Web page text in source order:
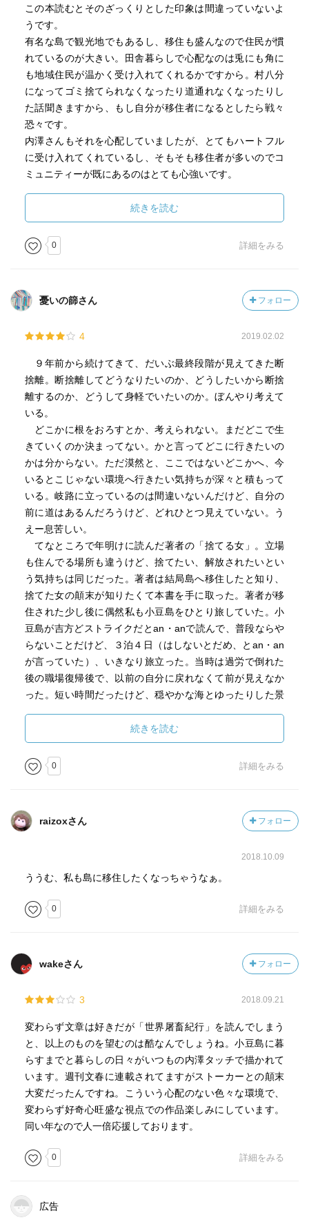
この本読むとそのざっくりとした印象は間違っていないよ
うです。
有名な島で観光地でもあるし、移住も盛んなので住民が慣
れているのが大きい。田舎暮らしで心配なのは兎にも角に
も地域住民が温かく受け入れてくれるかですから。村八分
になってゴミ捨てられなくなったり道通れなくなったりし
た話聞きますから、もし自分が移住者になるとしたら戦々
恐々です。
内澤さんもそれを心配していましたが、とてもハートフル
に受け入れてくれているし、そもそも移住者が多いのでコ
ミュニティーが既にあるのはとても心強いです。
かと聞いてみたい。車の運転ろくすっぽ出来ないのに猟銃
は撃てるとはかっこいいです。
ちなみに車の運転ろくすっぽというのはどれくらいかとい
うと、どれがアクセルでブレーキか忘れているというレベ
続きを読む
0 詳細をみる
憂いの篩さん フォロー
4 2019.02.02
９年前から続けてきて、だいぶ最終段階が見えてきた断
捨離。断捨離してどうなりたいのか、どうしたいから断捨
離するのか、どうして身軽でいたいのか。ぼんやり考えて
いる。
どこかに根をおろすとか、考えられない。まだどこで生
きていくのか決まってない。かと言ってどこに行きたいの
かは分からない。ただ漠然と、ここではないどこかへ、今
いるとこじゃない環境へ行きたい気持ちが深々と積もって
いる。岐路に立っているのは間違いないんだけど、自分の
前に道はあるんだろうけど、どれひとつ見えていない。う
えー息苦しい。
てなところで年明けに読んだ著者の「捨てる女」。立場
も住んでる場所も違うけど、捨てたい、解放されたいとい
う気持ちは同じだった。著者は結局島へ移住したと知り、
捨てた女の顛末が知りたくて本書を手に取った。著者が移
住された少し後に偶然私も小豆島をひとり旅していた。小
豆島が吉方どストライクだとan・anで読んで、普段ならや
らないことだけど、３泊４日（はしないとだめ、とan・an
が言っていた）、いきなり旅立った。当時は過労で倒れた
後の職場復帰後で、以前の自分に戻れなくて前が見えなか
った。短い時間だったけど、穏やかな海とゆったりした景
「近いうちに脱出するという確証なくして生きていくの
が、辛い」「それでも前に進みたい。未知の島に身を置い
て、未知の自然、未知の人間関係を味わってみたい」。読
んだと思うと、つらい。家を建てたり身を固めたりしてい
る人を見て、なぜか自分にはそんな願望がないな、と思
こで自分の人生（特に職業）終わるの？ と思うとピンと
こない。たまに無性に息が苦しくなって遠くへ逃げたくな
イブ遠征とかの小旅行で紛らわしては日常に帰る繰り返し
あとがきを読んで、その後何やら事件があったと知り、
ネットで検索してびっくり。これは次の本も読まねば。女
ひとり自由に生きるというのも大変なんだなあ。やれや
続きを読む
0 詳細をみる
raizoxさん フォロー
2018.10.09
ううむ、私も島に移住したくなっちゃうなぁ。
0 詳細をみる
wakeさん フォロー
3 2018.09.21
変わらず文章は好きだが「世界屠畜紀行」を読んでしまう
と、以上のものを望むのは酷なんでしょうね。小豆島に暮
らすまでと暮らしの日々がいつもの内澤タッチで描かれて
います。週刊文春に連載されてますがストーカーとの顛末
大変だったんですね。こういう心配のない色々な環境で、
変わらず好奇心旺盛な視点での作品楽しみにしています。
同い年なので人一倍応援しております。
0 詳細をみる
広告